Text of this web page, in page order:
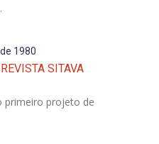
1980
SITAVA
primeiro projeto de